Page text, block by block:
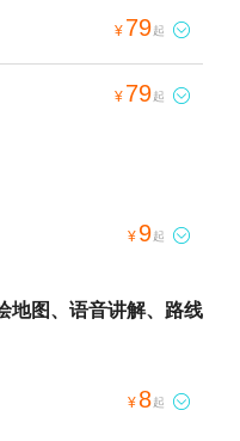
¥ 79起 
¥ 79起 
¥ 9起 
地图、语音讲解、路线
¥ 8起 